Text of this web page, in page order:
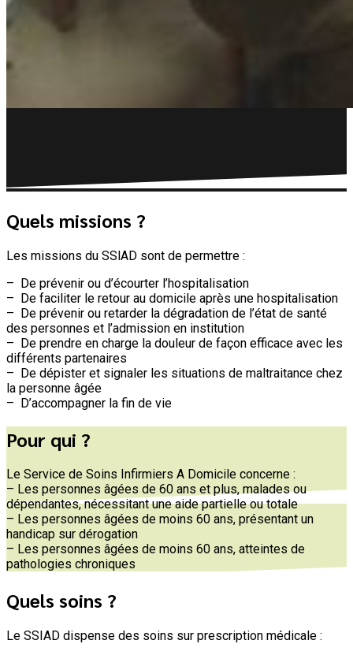
Quels missions ?
Les missions du SSlAD sont de permettre :
– De prévenir ou d’écourter l’hospitalisation
– De faciliter le retour au domicile après une hospitalisation
– De prévenir ou retarder la dégradation de l’état de santé
des personnes et l’admission en institution
– De prendre en charge la douleur de façon efficace avec les
différents partenaires
– De dépister et signaler les situations de maltraitance chez
la personne âgée
– D’accompagner la fin de vie
Pour qui ?
Le Service de Soins Infirmiers A Domicile concerne :
– Les personnes âgées de 60 ans et plus, malades ou
dépendantes, nécessitant une aide partielle ou totale
– Les personnes âgées de moins 60 ans, présentant un
handicap sur dérogation
– Les personnes âgées de moins 60 ans, atteintes de
pathologies chroniques
Quels soins ?
Le SSIAD dispense des soins sur prescription médicale :